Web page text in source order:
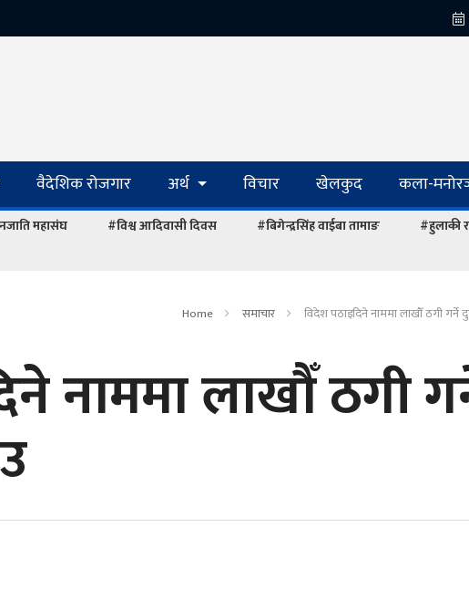
वैदेशिक रोजगार अर्थ विचार खेलकुद कला-
महासंघ #विश्व आदिवासी दिवस #बिगेन्द्रसिंह वाईबा तामाङ
#हुलाकी
Home समाचार विदेश पठाइदिने नाममा लाखौँ ठगी गर्ने
नाममा लाखौँ ठगी